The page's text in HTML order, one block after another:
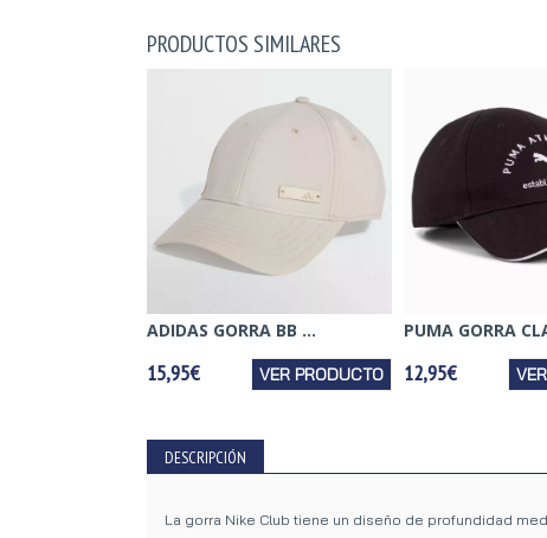
PRODUCTOS SIMILARES
ADIDAS GORRA BB ...
15,95€ VER PRODUCTO
PUMA GORRA
12,95€
DESCRIPCIÓN
La gorra Nike Club tiene un diseño de profundidad